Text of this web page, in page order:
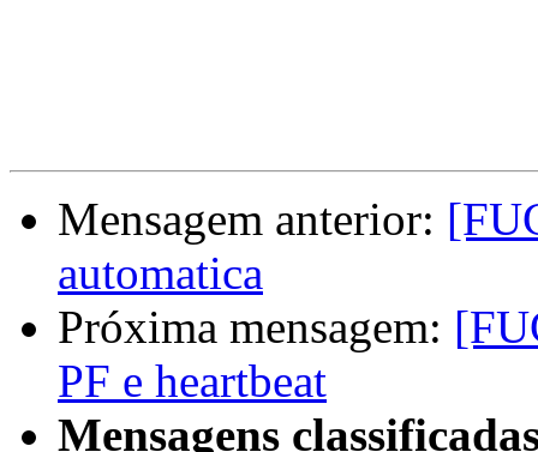
Mensagem anterior:
automatica
Próxima mensagem:
PF e heartbeat
Mensagens